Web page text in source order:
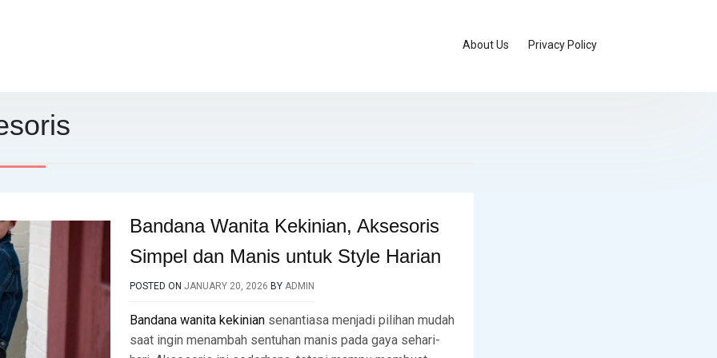
About Us Privacy Policy
Bandana Wanita Kekinian, Aksesoris
Simpel dan Manis untuk Style Harian
POSTED ONJANUARY 20, 2026 BYADMIN
Bandana wanita kekinian senantiasa menjadi pilihan mudah
saat ingin menambah sentuhan manis pada gaya sehari-